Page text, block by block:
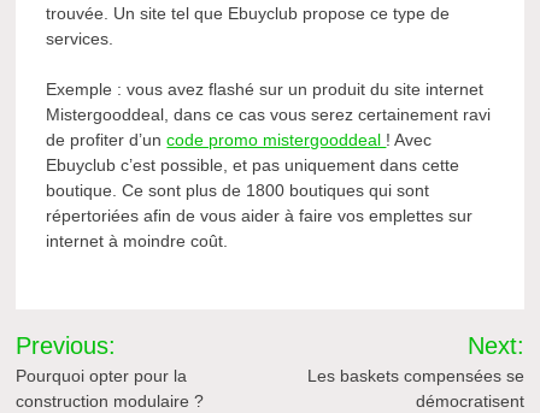
trouvée. Un site tel que Ebuyclub propose ce type de
services.
Exemple : vous avez flashé sur un produit du site internet
Mistergooddeal, dans ce cas vous serez certainement ravi
de profiter d’uncode promo mistergooddeal ! Avec
Ebuyclub c’est possible, et pas uniquement dans cette
boutique. Ce sont plus de 1800 boutiques qui sont
répertoriées afin de vous aider à faire vos emplettes sur
internet à moindre coût.
Navigation
de
Previous:
Pourquoi opter pour la
construction modulaire ?
Next:
Les baskets compensées se
démocratisent